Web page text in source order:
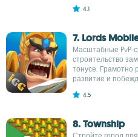
4.1
7. Lords
Масштабные PvP-
строительство
тонусе. Грамотно
развитие и
4.5
8. Township